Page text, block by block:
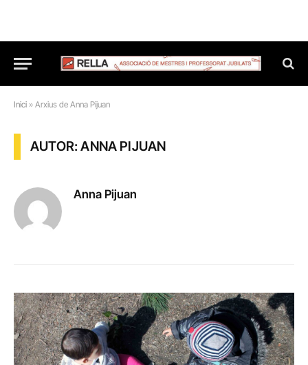
Inici » Arxius de Anna Pijuan
AUTOR: ANNA PIJUAN
Anna Pijuan